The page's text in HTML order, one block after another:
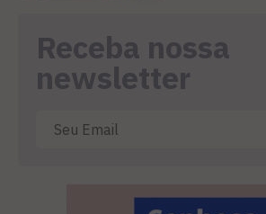
Receba nossa
newsletter